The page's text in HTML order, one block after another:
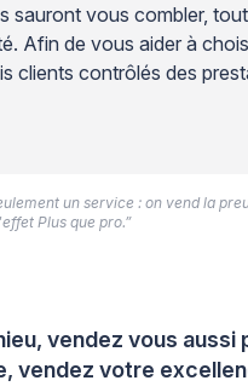
sauront vous combler,
Afin de vous aider à
clients contrôlés des
vendez vous aussi
vendez votre
un service : on vend la
Plus que pro.”